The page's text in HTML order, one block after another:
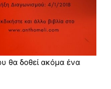
θα δοθεί ακόμα ένα